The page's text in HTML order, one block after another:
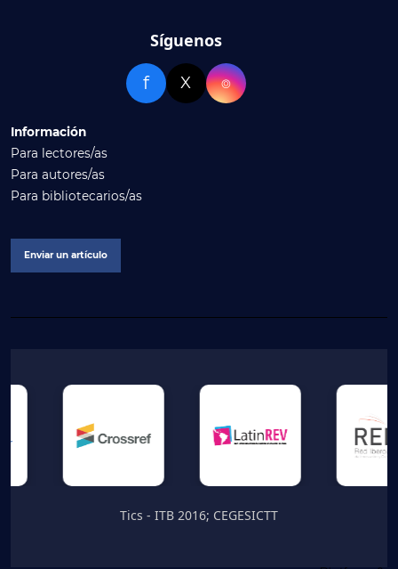
Síguenos
f X ⌾
Información
Para lectores/as
Para autores/as
Para bibliotecarios/as
Enviar un artículo
Tics - ITB 2016; CEGESICTT